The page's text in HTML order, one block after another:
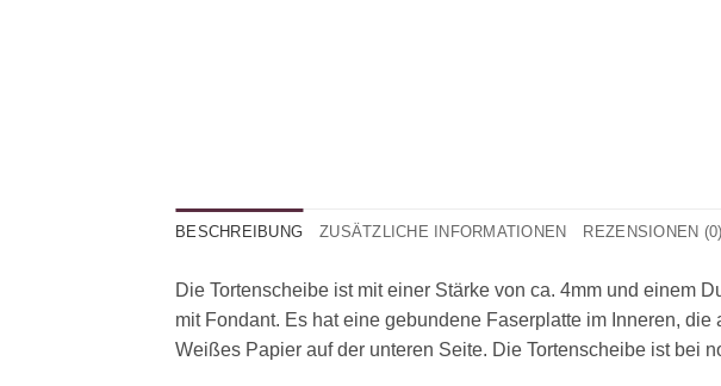
BESCHREIBUNG ZUSÄTZLICHE INFORMATIONEN REZENSIONEN (0)
Die Tortenscheibe ist mit einer Stärke von ca. 4mm und einem
mit Fondant. Es hat eine gebundene Faserplatte im Inneren,
Weißes Papier auf der unteren Seite. Die Tortenscheibe ist bei